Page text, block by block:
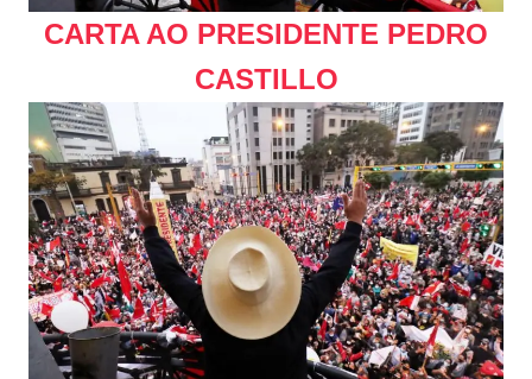
CARTA AO PRESIDENTE PEDRO
CASTILLO